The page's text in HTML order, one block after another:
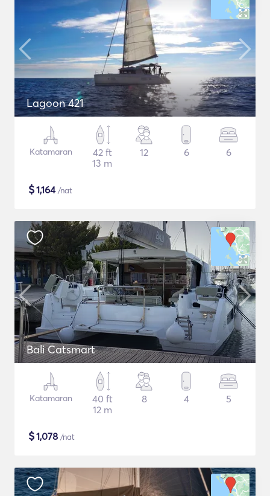
Lagoon 421
Katamaran
42 ft
13 m
12 6 6
$1,164/nat
Bali Catsmart
Katamaran
40 ft
12 m
8 4 5
$1,078 /nat